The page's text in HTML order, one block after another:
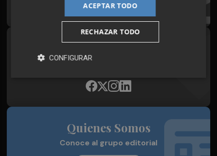
¡Quiero suscribirme!
Síguenos en redes
Plaza Podcast, desde cualquier medio
Quienes Somos
Conoce al grupo editorial
ACEPTAR TODO
RECHAZAR TODO
CONFIGURAR